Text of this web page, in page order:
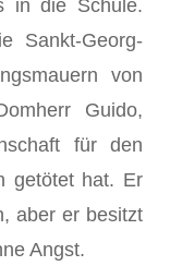
in die Schule.
Sankt-Georg-
von
Guido,
für den
getötet hat. Er
aber er besitzt
Angst.